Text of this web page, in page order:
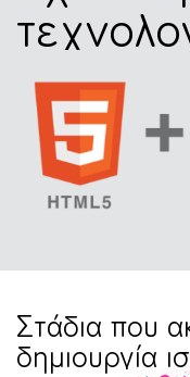
Στάδια που
δημιουργία